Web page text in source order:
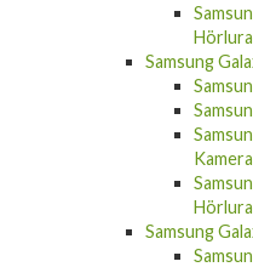
Samsung
Samsung